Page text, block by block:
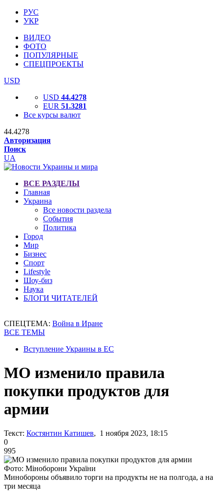
РУС
УКР
ВИДЕО
ФОТО
ПОПУЛЯРНЫЕ
СПЕЦПРОЕКТЫ
USD
USD 44.4278
EUR 51.3281
Все курсы валют
44.4278
Авторизация
Поиск
UA
ВСЕ РАЗДЕЛЫ
Главная
Украина
Все новости раздела
События
Политика
Город
Мир
Бизнес
Спорт
Lifestyle
Шоу-биз
Наука
БЛОГИ ЧИТАТЕЛЕЙ
СПЕЦТЕМА: Война в Иране
ВСЕ ТЕМЫ
Вступление Украины в ЕС
МО изменило правила
покупки продуктов для
армии
Текст: Костянтин Катишев, 1 ноября 2023, 18:15
0
995
Фото: Міноборони України
Минобороны объявило торги на продукты не на полгода, а на
три месяца